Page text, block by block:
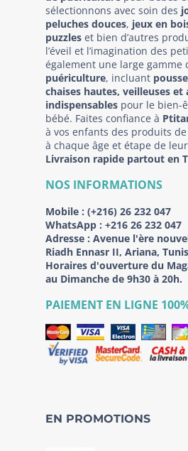
sélectionnons avec soin des
peluches douces, jeux en
puzzles et bien d’autres
l’éveil et l’imagination des
également une large gamme
puériculture, incluant
chaises hautes, veilleuses et
indispensables pour le bien-
bébé. Faites confiance à
à vos enfants des produits
à chaque âge et étape de
Livraison rapide partout en
NOS INFORMATIONS
Mobile : (+216) 26 232 047
WhatsApp : +216 26 232 047
Adresse : Avenue l'ère
Riadh Ennasr II, Ariana,
Horaires d'ouverture du
au Dimanche de 9h30 à 20h.
PAIEMENT EN LIGNE
EN PROMOTIONS